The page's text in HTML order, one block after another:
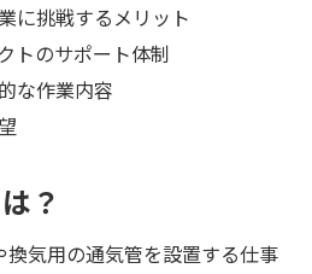
に挑戦するメリット
トのサポート体制
な作業内容
？
気用の通気管を設置する仕事